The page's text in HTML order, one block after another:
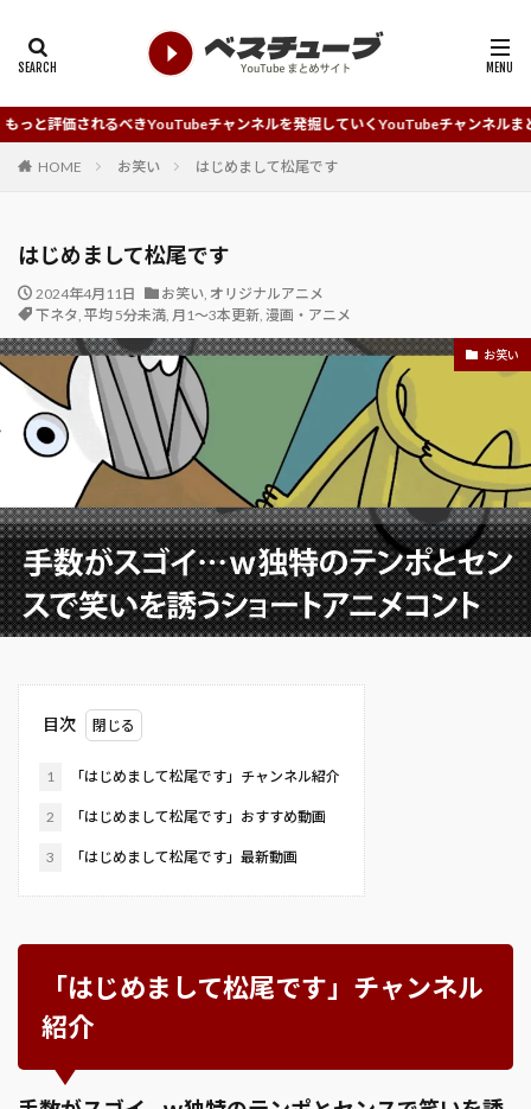
きYouTubeチャンネルを発掘していくYouTubeチャンネルまとめサイトです。
HOME お笑い はじめまして松尾です
はじめまして松尾です
2024年4月11日 お笑い, オリジナルアニメ
下ネタ, 平均 5分未満, 月1～3本更新, 漫画・アニメ
お笑い
目次
1 「はじめまして松尾です」チャンネル紹介
2 「はじめまして松尾です」おすすめ動画
3 「はじめまして松尾です」最新動画
「はじめまして松尾です」チャンネル
紹介